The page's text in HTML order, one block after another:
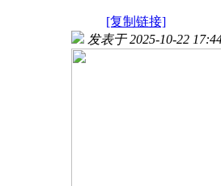
[复制链接]
发表于 2025-10-22